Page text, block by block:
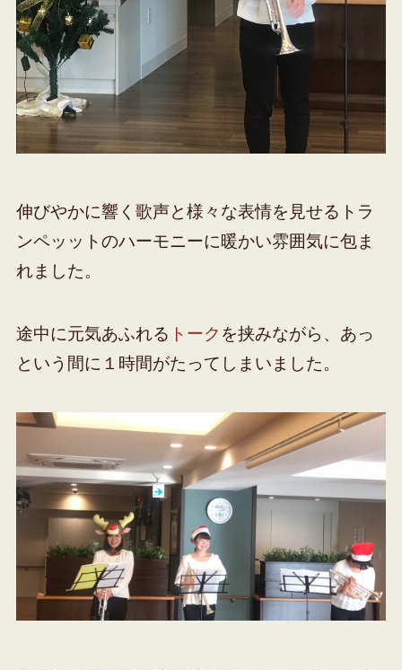
伸びやかに響く歌声と様々な表情を見せるトラ
ンペッットのハーモニーに暖かい雰囲気に包ま
れました。
途中に元気あふれる トーク を挟みながら、あっ
という間に１時間がたってしまいました。